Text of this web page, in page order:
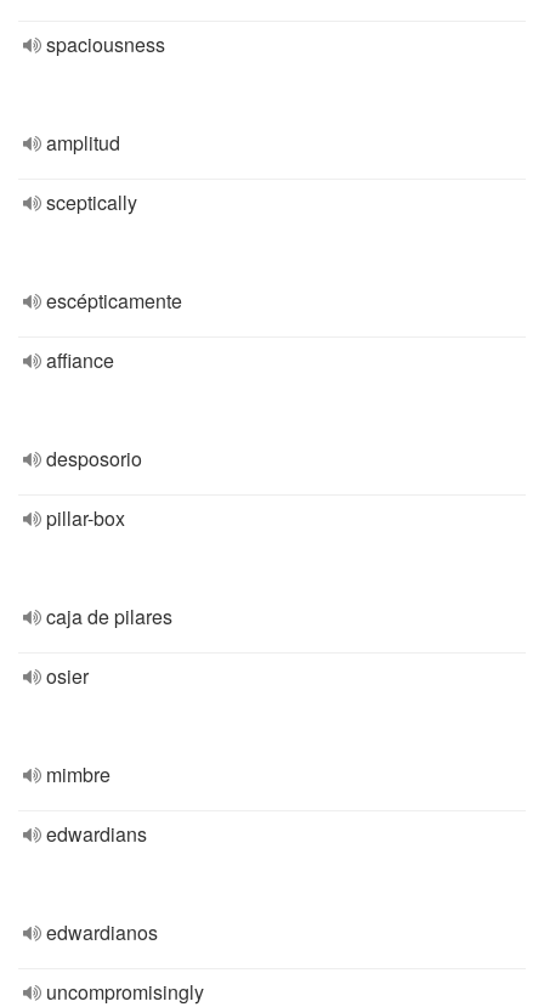
spaciousness
amplitud
sceptically
escépticamente
affiance
desposorio
pillar-box
caja de pilares
osier
mimbre
edwardians
edwardianos
uncompromisingly